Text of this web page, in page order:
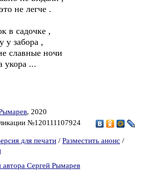
не легче .
в садочке ,
у забора ,
славные ночи
укора ...
, 2020
№120111107924
для печати / Разместить анонс /
автора Сергей Рымарев